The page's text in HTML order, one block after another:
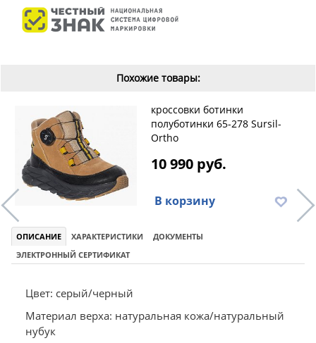
Похожие товары:
кроссовки ботинки
полуботинки 65-278 Sursil-
Ortho
10 990 руб.
В корзину
ОПИСАНИЕ ХАРАКТЕРИСТИКИ
ДОКУМЕНТЫ
ЭЛЕКТРОННЫЙ СЕРТИФИКАТ
Цвет: серый/черный
Материал верха: натуральная кожа/натуральный
нубук